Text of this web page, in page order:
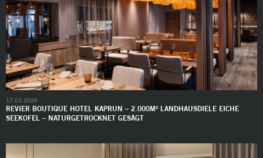
REVIER BOUTIQUE HOTEL KAPRUN – 2.000M² LANDHAUSDIELE EICHE
SEEKOFEL – NATURGETROCKNET GESÄGT
17.03.2026